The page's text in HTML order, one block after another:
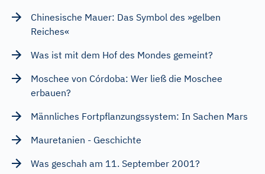
Chinesische Mauer: Das Symbol des »gelben
Reiches«
Was ist mit dem Hof des Mondes gemeint?
Moschee von Córdoba: Wer ließ die Moschee
erbauen?
Männliches Fortpflanzungssystem: In Sachen Mars
Mauretanien - Geschichte
Was geschah am 11. September 2001?